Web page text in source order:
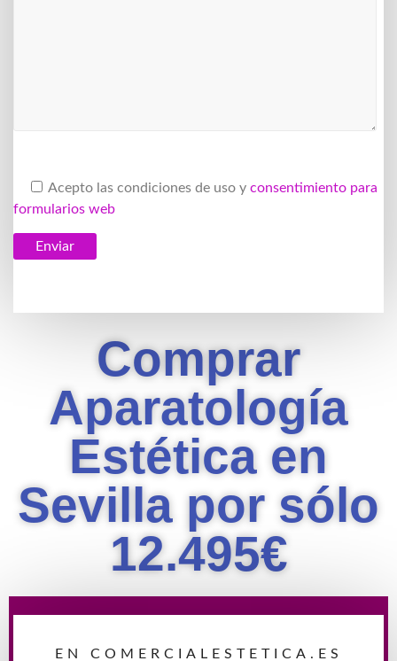
Acepto las condiciones de uso y consentimiento para
formularios web
Comprar
Aparatología
Estética en
Sevilla por sólo
12.495€
COMPROMISO
EN COMERCIALESTETICA.ES